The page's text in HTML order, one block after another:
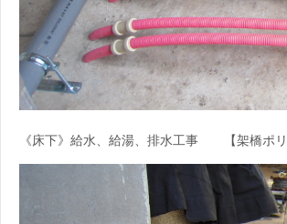
《床下》給水、給湯、排水工事 【架橋ポ